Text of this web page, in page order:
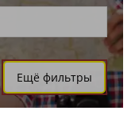
Ещё фильтры